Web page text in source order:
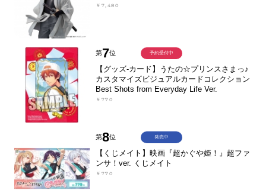
￥7,480
第7位
【グッズ-カード】うたの☆プリンスさまっ♪
カスタマイズビジュアルカードコレクション
Best Shots from Everyday Life Ver.
￥770
予約受付中
第8位
【くじメイト】映画『超かぐや姫！』超ファ
ンサ！ver. くじメイト
￥770
発売中